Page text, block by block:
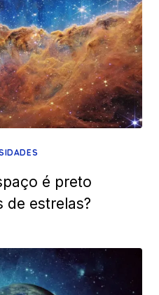
é preto
de estrelas?